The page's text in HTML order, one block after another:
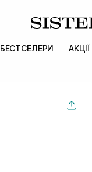
БЕСТСЕЛЕРИ